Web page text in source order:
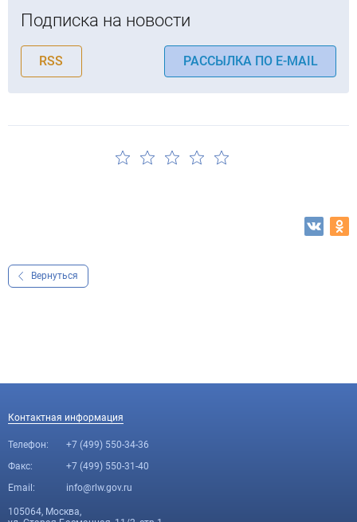
Подписка на новости
RSS РАССЫЛКА ПО E-MAIL
Вернуться
Контактная информация
Телефон:
+7 (499) 550-34-36
Факс:
+7 (499) 550-31-40
Email:
info@rlw.gov.ru
105064, Москва,